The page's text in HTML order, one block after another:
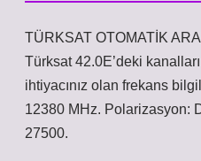
TÜRKSAT OTOMATİK
Türksat 42.0E’deki
ihtiyacınız olan frekans
12380 MHz. Polarizasyon:
27500.